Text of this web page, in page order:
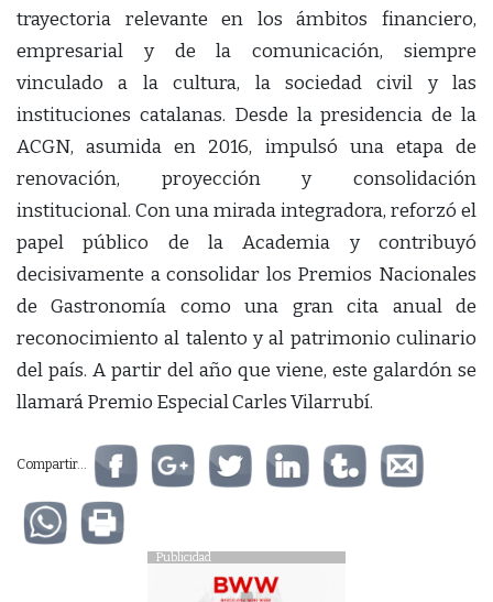
trayectoria relevante en los ámbitos financiero,
empresarial y de la comunicación, siempre
vinculado a la cultura, la sociedad civil y las
instituciones catalanas. Desde la presidencia de la
ACGN, asumida en 2016, impulsó una etapa de
renovación, proyección y consolidación
institucional. Con una mirada integradora, reforzó el
papel público de la Academia y contribuyó
decisivamente a consolidar los Premios Nacionales
de Gastronomía como una gran cita anual de
reconocimiento al talento y al patrimonio culinario
del país. A partir del año que viene, este galardón se
llamará Premio Especial Carles Vilarrubí.
Compartir...
Publicidad